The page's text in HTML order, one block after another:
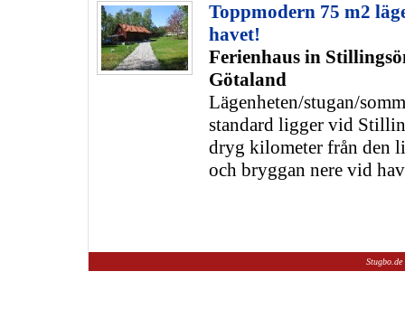
Toppmodern 75 m2
havet!
Ferienhaus in
Götaland
Lägenheten/stugan/
standard ligger vid
dryg kilometer från den
och bryggan nere vid